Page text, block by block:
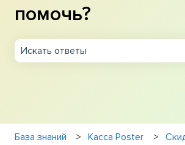
помочь?
База знаний Касса Poster